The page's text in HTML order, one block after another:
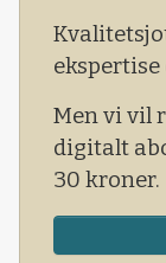
Men vi vil
digitalt
30 kroner.